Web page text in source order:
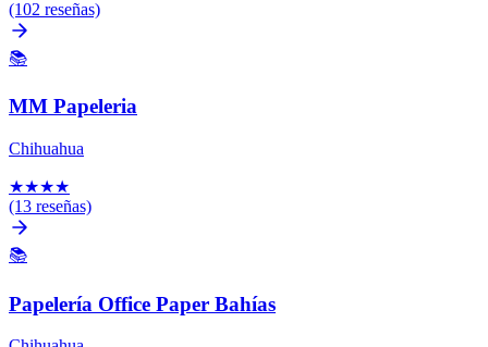
(102 reseñas)
📚
MM Papeleria
Chihuahua
★★★★
(13 reseñas)
📚
Papelería Office Paper Bahías